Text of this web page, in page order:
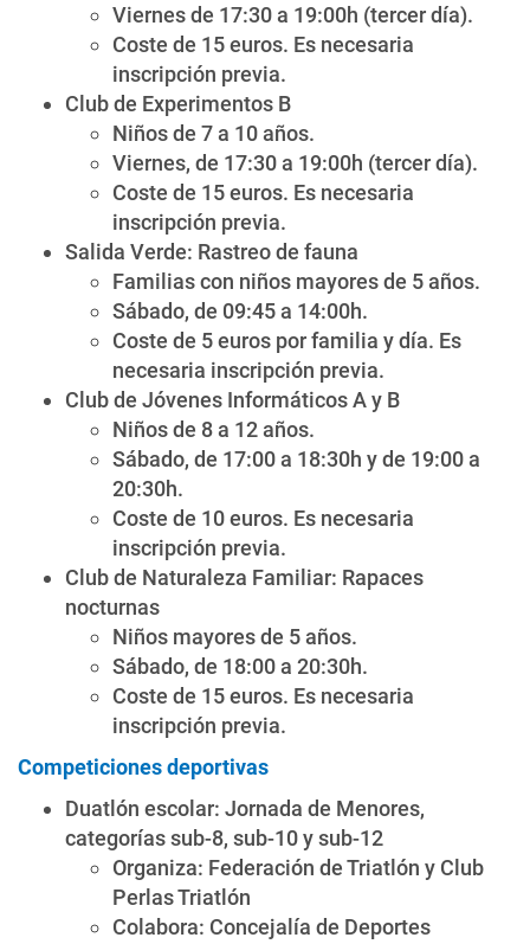
Viernes de 17:30 a 19:00h (tercer día).
Coste de 15 euros. Es necesaria
inscripción previa.
Club de Experimentos B
Niños de 7 a 10 años.
Viernes, de 17:30 a 19:00h (tercer día).
Coste de 15 euros. Es necesaria
inscripción previa.
Salida Verde: Rastreo de fauna
Familias con niños mayores de 5 años.
Sábado, de 09:45 a 14:00h.
Coste de 5 euros por familia y día. Es
necesaria inscripción previa.
Club de Jóvenes Informáticos A y B
Niños de 8 a 12 años.
Sábado, de 17:00 a 18:30h y de 19:00 a
20:30h.
Coste de 10 euros. Es necesaria
inscripción previa.
Club de Naturaleza Familiar: Rapaces
nocturnas
Niños mayores de 5 años.
Sábado, de 18:00 a 20:30h.
Coste de 15 euros. Es necesaria
inscripción previa.
Competiciones deportivas
Duatlón escolar: Jornada de Menores,
categorías sub-8, sub-10 y sub-12
Organiza: Federación de Triatlón y Club
Perlas Triatlón
Colabora: Concejalía de Deportes